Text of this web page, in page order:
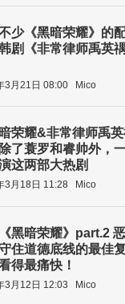
少《黑暗荣耀》的
剧《非常律师禹英
3月21日 08:00 Mico
暗荣耀&非常律师禹
了蓑罗和睿帅外，
这两部大热剧
3月18日 11:28 Mico
黑暗荣耀》part.2
住道德底线的最佳
得最痛快！
3月12日 12:03 Mico